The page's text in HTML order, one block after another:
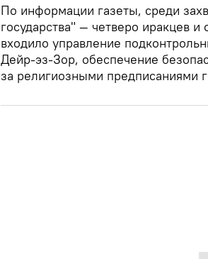
По информации газеты, среди
государства" — четверо иракцев
входило управление
Дейр-эз-Зор, обеспечение
за религиозными предписаниями